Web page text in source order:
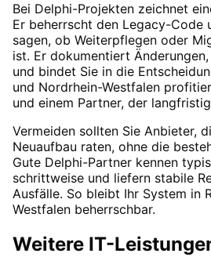
Bei Delphi-Projekten zeichnet
Er beherrscht den Legacy-Code
sagen, ob Weiterpflegen oder
ist. Er dokumentiert
und bindet Sie in die
und Nordrhein-Westfalen
und einem Partner, der
Vermeiden sollten Sie Anbieter,
Neuaufbau raten, ohne die
Gute Delphi-Partner kennen
schrittweise und liefern stabile
Ausfälle. So bleibt Ihr System in
Westfalen beherrschbar.
Weitere IT-